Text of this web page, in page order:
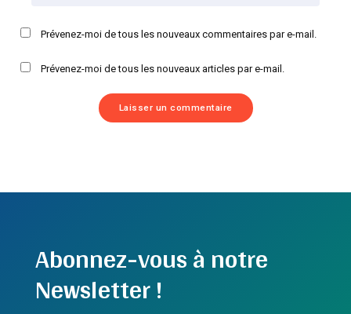
Prévenez-moi de tous les nouveaux commentaires par e-mail.
Prévenez-moi de tous les nouveaux articles par e-mail.
Abonnez-vous à notre
Newsletter !